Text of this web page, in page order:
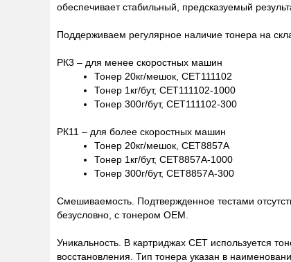
обеспечивает стабильный, предсказуемый
Поддерживаем регулярное наличие тонера на
РК3 – для менее скоростных машин
Тонер20кг/мешок,CET111102
Тонер 1кг/бут,CET111102-1000
Тонер300г/бут,CET111102-300
РК11 – для более скоростных машин
Тонер20кг/мешок,CET8857A
Тонер 1кг/бут,CET8857A-1000
Тонер300г/бут,CET8857A-300
Смешиваемость. Подтвержденное тестами
безусловно, с тонером OEM.
Уникальность. В картриджах СЕТ используется
восстановления. Тип тонера указан в